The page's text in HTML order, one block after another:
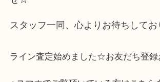
有り難うございました(⋈◍＞◡
あります買取大吉フォレスタ六
せ☆